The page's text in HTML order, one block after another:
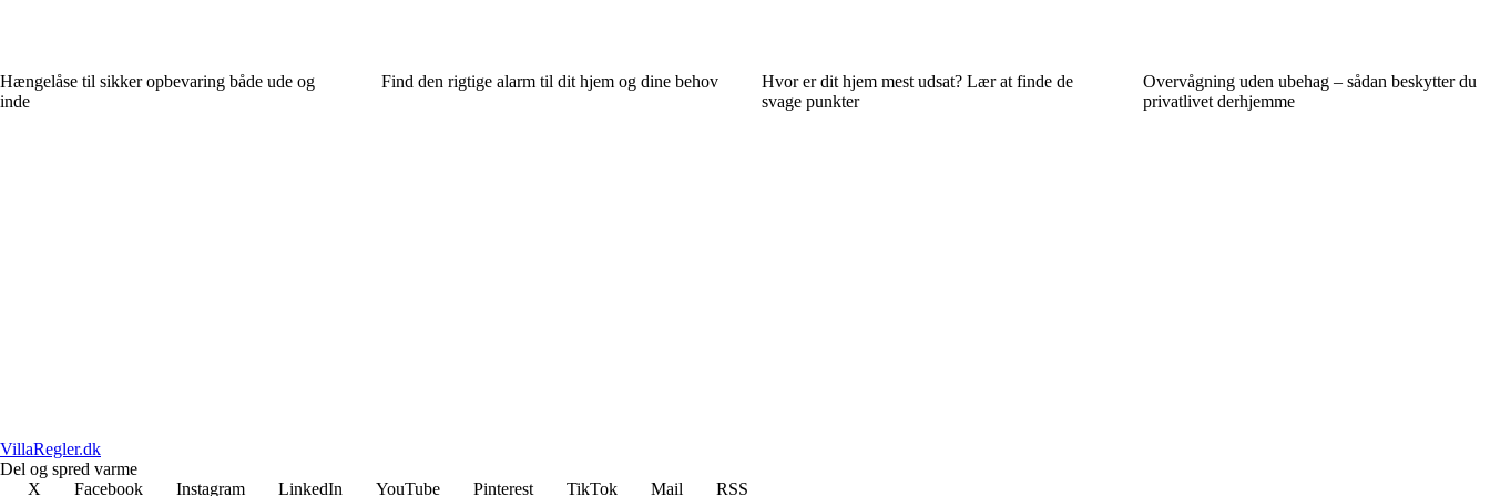
Hængelåse til sikker opbevaring både ude og
inde
Find den rigtige alarm til dit hjem og dine behov
Hvor er dit hjem mest udsat? Lær at finde de
svage punkter
Overvågning uden ubehag – sådan beskytter du
privatlivet derhjemme
VillaRegler.dk
Del og spred varme
X
Facebook Instagram LinkedIn YouTube Pinterest TikTok Mail RSS